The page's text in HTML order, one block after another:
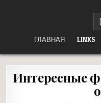
ГЛАВНАЯ LINKS
Интересные